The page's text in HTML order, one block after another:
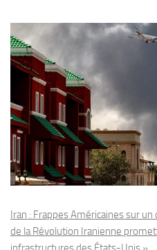
Iran : Frappes Américaines sur
de la Révolution Iranienne